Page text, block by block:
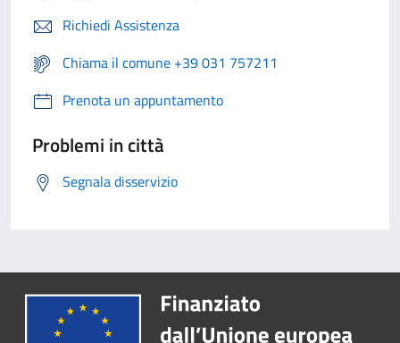
Richiedi Assistenza
Chiama il comune +39 031 757211
Prenota un appuntamento
Problemi in città
Segnala disservizio